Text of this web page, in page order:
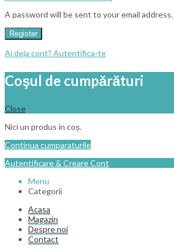
A password will be sent to your email address.
Register
Ai deja cont? Autentifica-te
Coşul de cumpărături
Close
Nici un produs in coș.
Continua cumparaturile
Autentificare & Creare Cont
Menu
Categorii
Acasa
Magazin
Despre noi
Contact